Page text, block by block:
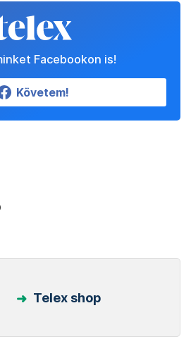
Facebookon is!
Követem!
Telex shop